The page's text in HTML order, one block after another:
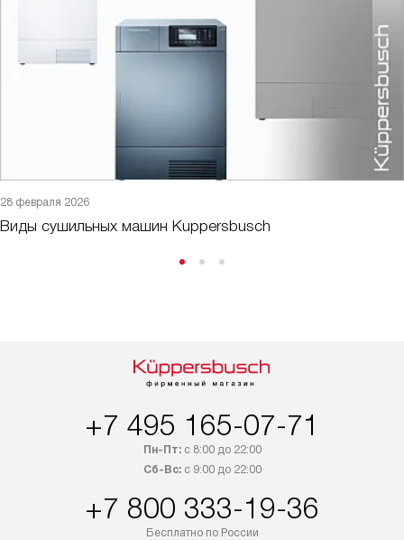
28 февраля 2026
Виды сушильных машин Kuppersbusch
+7 495 165-07-71
Пн-Пт:с 8:00 до 22:00
Сб-Вс:с 9:00 до 22:00
+7 800 333-19-36
Бесплатно по России